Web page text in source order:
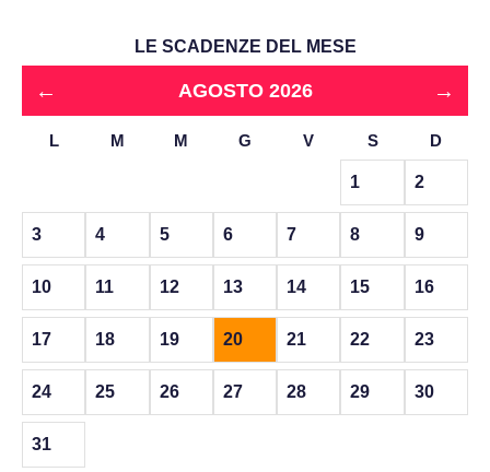
LE SCADENZE DEL MESE
← AGOSTO 2026 →
L M M G V S D
1 2
3 4 5 6 7 8 9
10 11 12 13 14 15 16
17 18 19 20 21 22 23
24 25 26 27 28 29 30
31